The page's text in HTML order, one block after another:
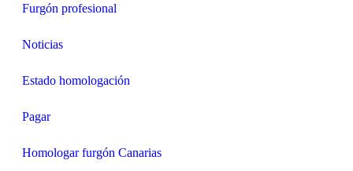
Furgón profesional
Noticias
Estado homologación
Pagar
Homologar furgón Canarias